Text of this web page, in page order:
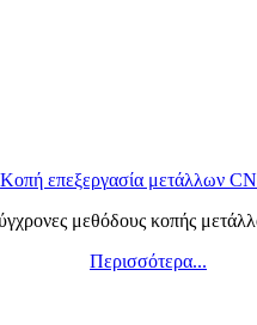
μεθόδους κοπής
Περισσότερα...